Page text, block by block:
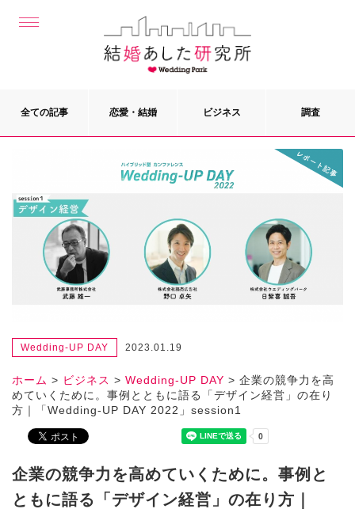
全ての記事 恋愛・結婚 ビジネス 調査
Wedding-UP DAY 2023.01.19
ホーム > ビジネス > Wedding-UP DAY > 企業の競争力を高
めていくために。事例とともに語る「デザイン経営」の在り
方｜「Wedding-UP DAY 2022」session1
企業の競争力を高めていくために。事例と
ともに語る「デザイン経営」の在り方｜